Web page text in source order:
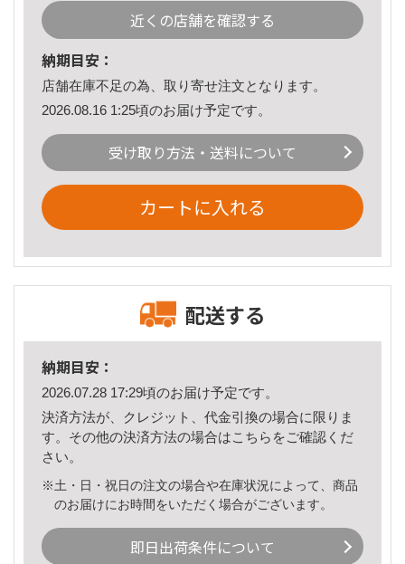
近くの店舗を確認する
納期目安：
店舗在庫不足の為、取り寄せ注文となります。
2026.08.16 1:25頃のお届け予定です。
受け取り方法・送料について
カートに入れる
配送する
納期目安：
2026.07.28 17:29頃のお届け予定です。
決済方法が、クレジット、代金引換の場合に限りま
す。その他の決済方法の場合はこちら をご確認くだ
さい。
※土・日・祝日の注文の場合や在庫状況によって、商品
のお届けにお時間をいただく場合がございます。
即日出荷条件について